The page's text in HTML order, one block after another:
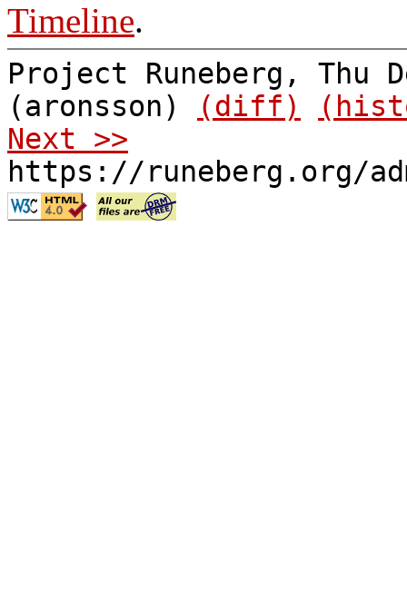
Timeline.
Project Runeberg, Thu
(aronsson)
(diff)
Next >>
https://runeberg.org/